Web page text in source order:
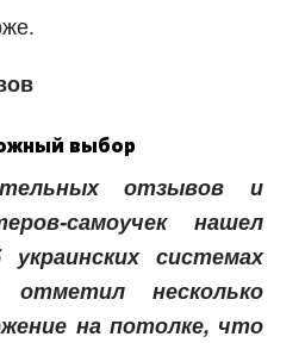
выбор
отзывов и
самоучек нашел
системах
несколько
на потолке, что